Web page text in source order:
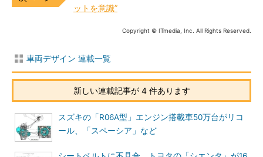
ットを意識”
Copyright © ITmedia, Inc. All Rights Reserved.
車両デザイン 連載一覧
新しい連載記事が 4 件あります
スズキの「R06A型」エンジン搭載車50万台がリコ
ール、「スペーシア」など